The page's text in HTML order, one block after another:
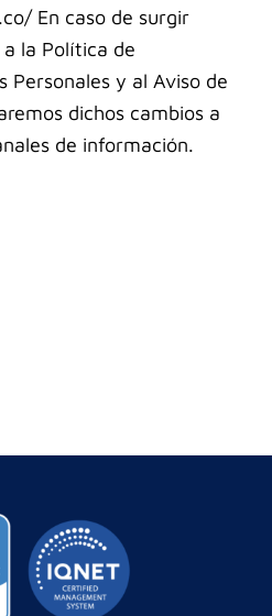
En caso de surgir
la Política de
Personales y al Aviso de
dichos cambios a
de información.